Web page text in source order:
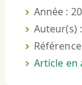
Année :
Auteur(s) :
Article en